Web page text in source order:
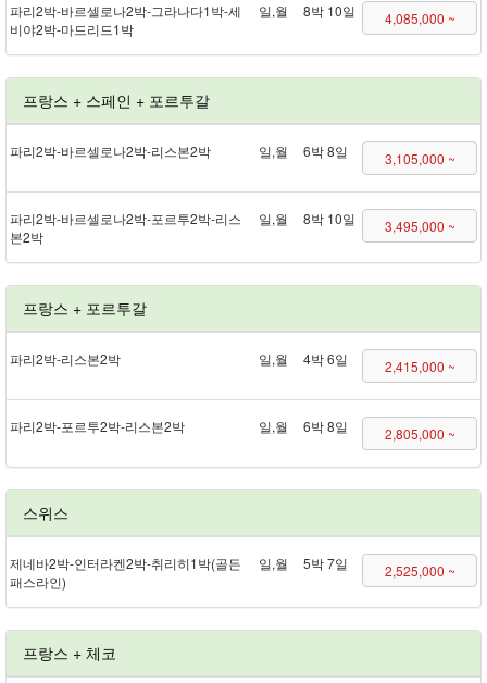
파리 2박 - 바르셀로나 2박 - 그라나다 1박 - 세
비야 2박 - 마드리드 1박
일,월 8박 10일 4,085,000 ~
프랑스 + 스페인 + 포르투갈
파리 2박 - 바르셀로나 2박 - 리스본 2박 일,월 6박 8일 3,105,000 ~
파리 2박 - 바르셀로나 2박 - 포르투 2박 - 리스
본 2박
일,월 8박 10일 3,495,000 ~
프랑스 + 포르투갈
파리 2박 - 리스본 2박 일,월 4박 6일 2,415,000 ~
파리 2박 - 포르투 2박 - 리스본 2박 일,월 6박 8일 2,805,000 ~
스위스
제네바 2박 - 인터라켄 2박 - 취리히 1박(골든
패스 라인)
일,월 5박 7일 2,525,000 ~
프랑스 + 체코